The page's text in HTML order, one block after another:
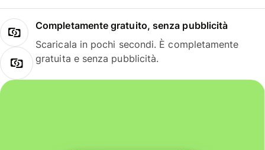
Completamente gratuito, senza pubblicità
Scaricala in pochi secondi. È completamente
gratuita e senza pubblicità.